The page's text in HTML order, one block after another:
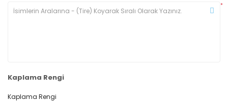
*
Kaplama Rengi
Kaplama Rengi